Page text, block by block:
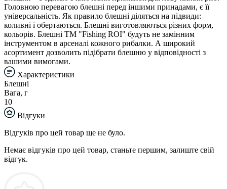
Головною перевагою блешні перед іншими принадами, є її
універсальність. Як правило блешні діляться на підвиди:
коливні і обертаються. Блешні виготовляються різних форм,
кольорів. Блешні TM "Fishing ROI" будуть не замінним
інструментом в арсеналі кожного рибалки. А широкий
асортимент дозволить підібрати блешню у відповідності з
вашими вимогами.
Характеристики
Блешні
Вага, г
10
Відгуки
Відгуків про цей товар ще не було.
Немає відгуків про цей товар, станьте першим, залиште свій
відгук.